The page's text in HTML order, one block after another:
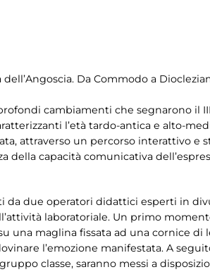
Da Commodo a
cambiamenti che segnarono il
l’età tardo-antica e alto-
attraverso un percorso interattivo e
della capacità comunicativa
da due operatori didattici esperti in
laboratoriale. Un primo
maglina fissata ad una cornice di
l’emozione manifestata. A
classe, saranno messi a